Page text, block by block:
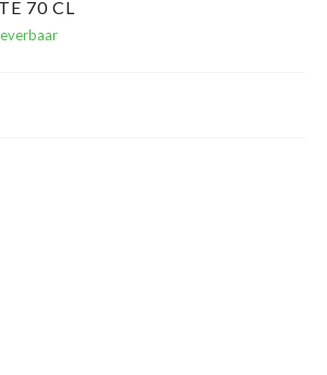
Maan's Jenever
70 CL